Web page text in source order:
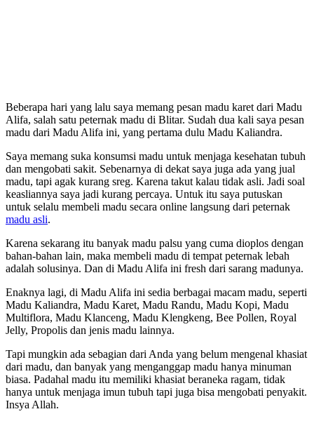
Beberapa hari yang lalu saya memang pesan madu karet dari Madu
Alifa, salah satu peternak madu di Blitar. Sudah dua kali saya pesan
madu dari Madu Alifa ini, yang pertama dulu Madu Kaliandra.
Saya memang suka konsumsi madu untuk menjaga kesehatan tubuh
dan mengobati sakit. Sebenarnya di dekat saya juga ada yang jual
madu, tapi agak kurang sreg. Karena takut kalau tidak asli. Jadi soal
keasliannya saya jadi kurang percaya. Untuk itu saya putuskan
untuk selalu membeli madu secara online langsung dari peternak
madu asli.
Karena sekarang itu banyak madu palsu yang cuma dioplos dengan
bahan-bahan lain, maka membeli madu di tempat peternak lebah
adalah solusinya. Dan di Madu Alifa ini fresh dari sarang madunya.
Enaknya lagi, di Madu Alifa ini sedia berbagai macam madu, seperti
Madu Kaliandra, Madu Karet, Madu Randu, Madu Kopi, Madu
Multiflora, Madu Klanceng, Madu Klengkeng, Bee Pollen, Royal
Jelly, Propolis dan jenis madu lainnya.
Tapi mungkin ada sebagian dari Anda yang belum mengenal khasiat
dari madu, dan banyak yang menganggap madu hanya minuman
biasa. Padahal madu itu memiliki khasiat beraneka ragam, tidak
hanya untuk menjaga imun tubuh tapi juga bisa mengobati penyakit.
Insya Allah.